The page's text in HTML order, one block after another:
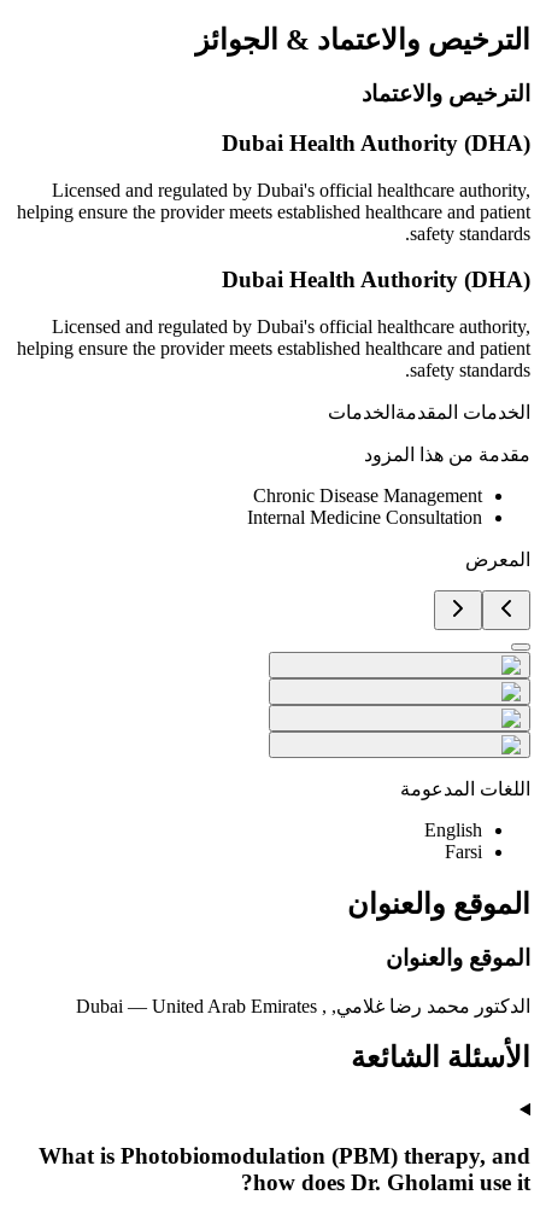
الترخيص والاعتماد & الجوائز
الترخيص والاعتماد
Dubai Health Authority (DHA)
Licensed and regulated by Dubai's official healthcare authority,
helping ensure the provider meets established healthcare and patient
safety standards.
Dubai Health Authority (DHA)
Licensed and regulated by Dubai's official healthcare authority,
helping ensure the provider meets established healthcare and patient
safety standards.
الخدمات المقدمة الخدمات
مقدمة من هذا المزود
Chronic Disease Management
Internal Medicine Consultation
المعرض
اللغات المدعومة
English
Farsi
الموقع والعنوان
الموقع والعنوان
الدكتور محمد رضا غلامي, , Dubai — United Arab Emirates
الأسئلة الشائعة
What is Photobiomodulation (PBM) therapy, and
how does Dr. Gholami use it?